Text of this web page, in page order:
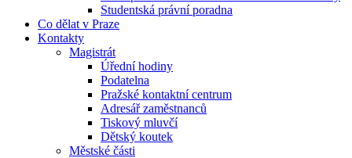
Studentská právní poradna
Co dělat v Praze
Kontakty
Magistrát
Úřední hodiny
Podatelna
Pražské kontaktní centrum
Adresář zaměstnanců
Tiskový mluvčí
Dětský koutek
Městské části